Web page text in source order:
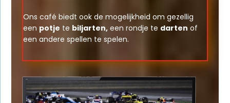
Ons café biedt ook de mogelijkheid om gezellig
een potje te biljarten,een rondje te darten of
een andere spellen te spelen.